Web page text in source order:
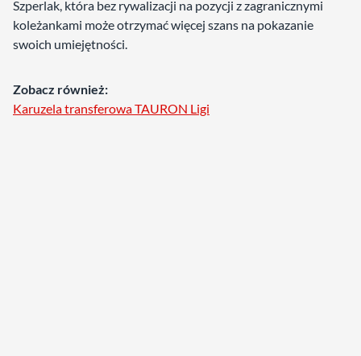
Szperlak, która bez rywalizacji na pozycji z zagranicznymi
koleżankami może otrzymać więcej szans na pokazanie
swoich umiejętności.
Zobacz również:
Karuzela transferowa TAURON Ligi